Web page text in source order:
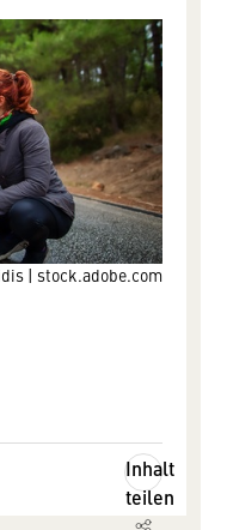
| stock.adobe.com
Inhalt
teilen